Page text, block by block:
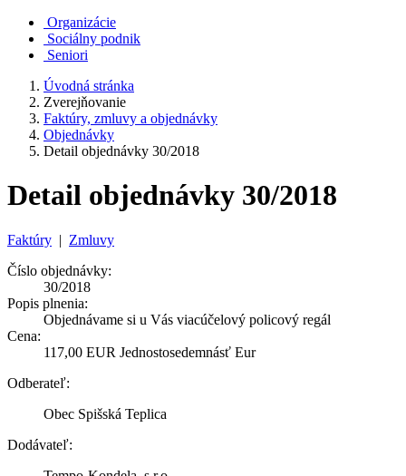
Organizácie
Sociálny podnik
Seniori
Úvodná stránka
Zverejňovanie
Faktúry, zmluvy a objednávky
Objednávky
Detail objednávky 30/2018
Detail objednávky 30/2018
Faktúry | Zmluvy
Číslo objednávky:
30/2018
Popis plnenia:
Objednávame si u Vás viacúčelový policový regál
Cena:
117,00 EUR Jednostosedemnásť Eur
Odberateľ:
Obec Spišská Teplica
Dodávateľ: